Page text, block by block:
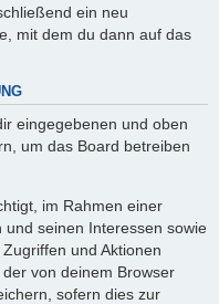
ein neu
mit dem du dann auf das
eingegebenen und oben
um das Board betreiben
im Rahmen einer
seinen Interessen sowie
und Aktionen
von deinem Browser
sofern dies zur